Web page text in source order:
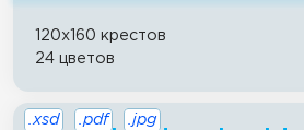
120x160 крестов
24 цветов
.xsd .pdf .jpg